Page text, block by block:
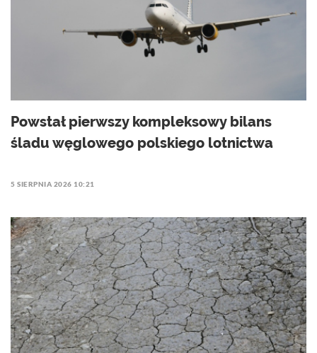
Powstał pierwszy kompleksowy bilans
śladu węglowego polskiego lotnictwa
5 SIERPNIA 2026 10:21